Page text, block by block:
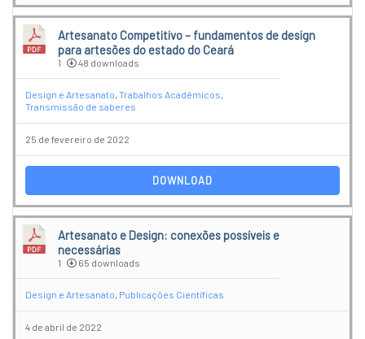
Artesanato Competitivo – fundamentos de design
para artesões do estado do Ceará
1 48 downloads
Design e Artesanato, Trabalhos Acadêmicos,
Transmissão de saberes
25 de fevereiro de 2022
DOWNLOAD
Artesanato e Design: conexões possíveis e
necessárias
1 65 downloads
Design e Artesanato, Publicações Científicas
4 de abril de 2022